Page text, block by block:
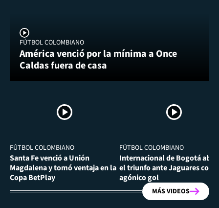
FÚTBOL COLOMBIANO
América venció por la mínima a Once
Caldas fuera de casa
FÚTBOL COLOMBIANO
Santa Fe venció a Unión
Magdalena y tomó ventaja en la
Copa BetPlay
FÚTBOL COLOMBIANO
Internacional de Bogotá
el triunfo ante Jaguares con
agónico gol
MÁS VIDEOS